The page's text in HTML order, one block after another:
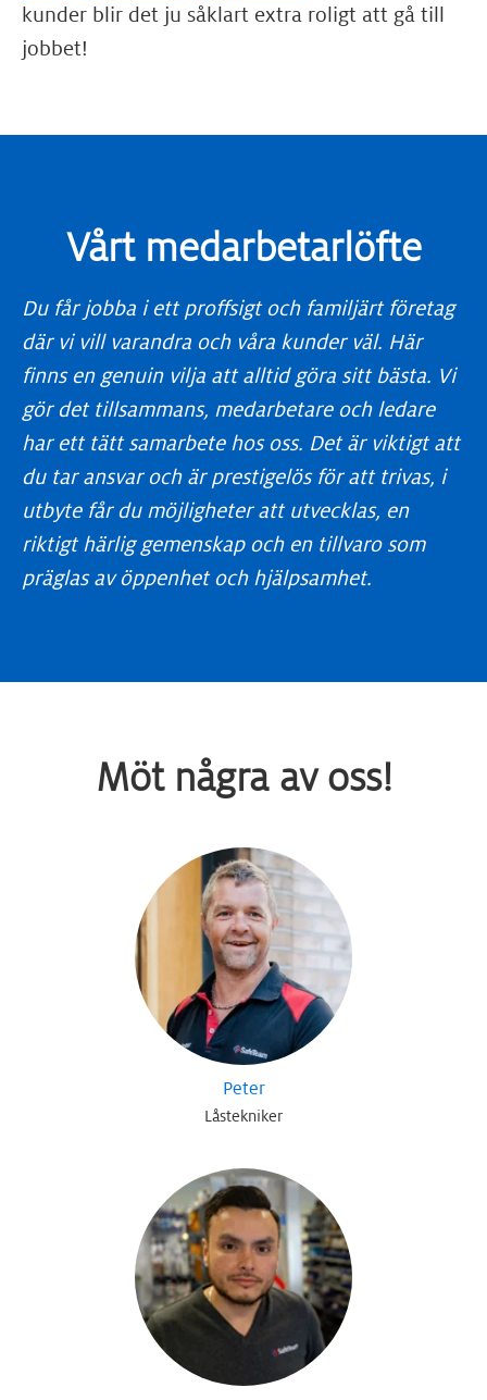
kunder blir det ju såklart extra roligt att gå till
jobbet!
Vårt medarbetarlöfte
Du får jobba i ett proffsigt och familjärt företag
där vi vill varandra och våra kunder väl. Här
finns en genuin vilja att alltid göra sitt bästa. Vi
gör det tillsammans, medarbetare och ledare
har ett tätt samarbete hos oss. Det är viktigt att
du tar ansvar och är prestigelös för att trivas, i
utbyte får du möjligheter att utvecklas, en
riktigt härlig gemenskap och en tillvaro som
präglas av öppenhet och hjälpsamhet.
Möt några av oss!
Peter
Låstekniker